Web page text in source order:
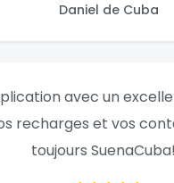
Daniel de Cuba
avec un
recharges et vos
toujours